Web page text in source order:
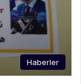
Haberler